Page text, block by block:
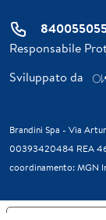
Responsabile
Sviluppato da
Brandini Spa - Via
00393420484 REA
coordinamento: MGN